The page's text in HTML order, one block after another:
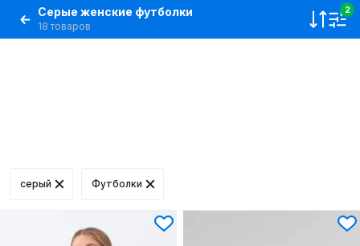
Серые женские футболки
18 товаров
2
серый Футболки